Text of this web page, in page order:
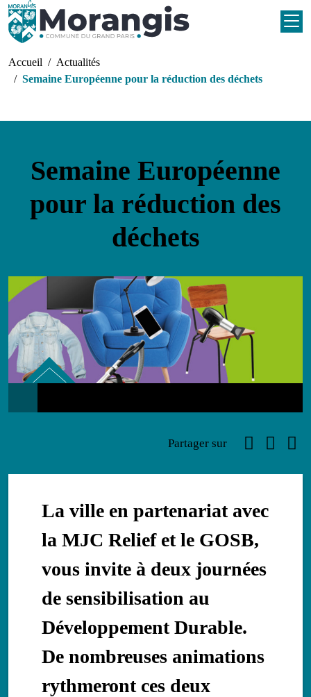
Aller au contenu principal
Fil d'Ariane
Accueil
Actualités
Semaine Européenne pour la réduction des déchets
Semaine Européenne
pour la réduction des
déchets
Partager sur
Facebook
La ville en partenariat avec
la MJC Relief et le GOSB,
vous invite à deux journées
de sensibilisation au
Développement Durable.
De nombreuses animations
rythmeront ces deux